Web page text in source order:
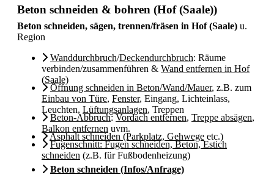
Beton schneiden & bohren (Hof (Saale))
Beton schneiden, sägen, trennen/fräsen in Hof (Saale) u.
Region
Wanddurchbruch/Deckendurchbruch: Räume
verbinden/zusammenführen & Wand entfernen in Hof
(Saale)
Öffnung schneiden in Beton/Wand/Mauer, z.B. zum
Einbau von Türe, Fenster, Eingang, Lichteinlass,
Leuchten, Lüftungsanlagen, Treppen
Beton-Abbruch:Vordach entfernen, Treppe absägen,
Balkon entfernen uvm.
Asphalt schneiden (Parkplatz, Gehwege etc.)
Fugenschnitt: Fugen schneiden, Beton, Estich
schneiden (z.B. für Fußbodenheizung)
Beton schneiden (Infos/Anfrage)